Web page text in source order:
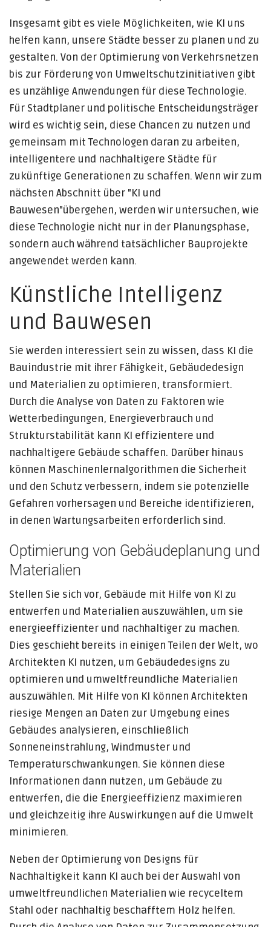
Insgesamt gibt es viele Möglichkeiten, wie KI uns
helfen kann, unsere Städte besser zu planen und zu
gestalten. Von der Optimierung von Verkehrsnetzen
bis zur Förderung von Umweltschutzinitiativen gibt
es unzählige Anwendungen für diese Technologie.
Für Stadtplaner und politische Entscheidungsträger
wird es wichtig sein, diese Chancen zu nutzen und
gemeinsam mit Technologen daran zu arbeiten,
intelligentere und nachhaltigere Städte für
zukünftige Generationen zu schaffen. Wenn wir zum
nächsten Abschnitt über "KI und
Bauwesen"übergehen, werden wir untersuchen, wie
diese Technologie nicht nur in der Planungsphase,
sondern auch während tatsächlicher Bauprojekte
angewendet werden kann.
Künstliche Intelligenz
und Bauwesen
Sie werden interessiert sein zu wissen, dass KI die
Bauindustrie mit ihrer Fähigkeit, Gebäudedesign
und Materialien zu optimieren, transformiert.
Durch die Analyse von Daten zu Faktoren wie
Wetterbedingungen, Energieverbrauch und
Strukturstabilität kann KI effizientere und
nachhaltigere Gebäude schaffen. Darüber hinaus
können Maschinenlernalgorithmen die Sicherheit
und den Schutz verbessern, indem sie potenzielle
Gefahren vorhersagen und Bereiche identifizieren,
in denen Wartungsarbeiten erforderlich sind.
Optimierung von Gebäudeplanung und
Materialien
Stellen Sie sich vor, Gebäude mit Hilfe von KI zu
entwerfen und Materialien auszuwählen, um sie
energieeffizienter und nachhaltiger zu machen.
Dies geschieht bereits in einigen Teilen der Welt, wo
Architekten KI nutzen, um Gebäudedesigns zu
optimieren und umweltfreundliche Materialien
auszuwählen. Mit Hilfe von KI können Architekten
riesige Mengen an Daten zur Umgebung eines
Gebäudes analysieren, einschließlich
Sonneneinstrahlung, Windmuster und
Temperaturschwankungen. Sie können diese
Informationen dann nutzen, um Gebäude zu
entwerfen, die die Energieeffizienz maximieren
und gleichzeitig ihre Auswirkungen auf die Umwelt
minimieren.
Neben der Optimierung von Designs für
Nachhaltigkeit kann KI auch bei der Auswahl von
umweltfreundlichen Materialien wie recyceltem
Stahl oder nachhaltig beschafftem Holz helfen.